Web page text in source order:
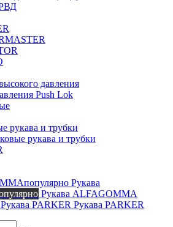
давления
Push Lok
рукава и трубки
рукава и трубки
Рукава
Рукава ALFAGOMMA
Рукава PARKER Рукава PARKER